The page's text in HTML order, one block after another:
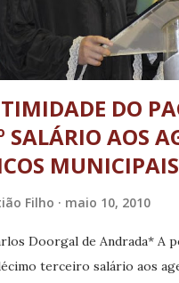
O Projeto Entre
como principal o...
DO
SALÁRIO AOS
MUNICIPAIS
Filho maio 10, 2010
Doorgal de Andrada* A
terceiro salário aos